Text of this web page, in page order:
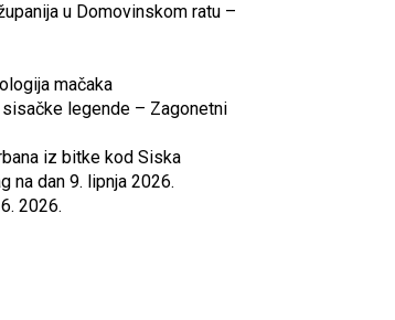
u Domovinskom ratu –
mačaka
legende – Zagonetni
iz bitke kod Siska
na dan 9. lipnja 2026.
2026.